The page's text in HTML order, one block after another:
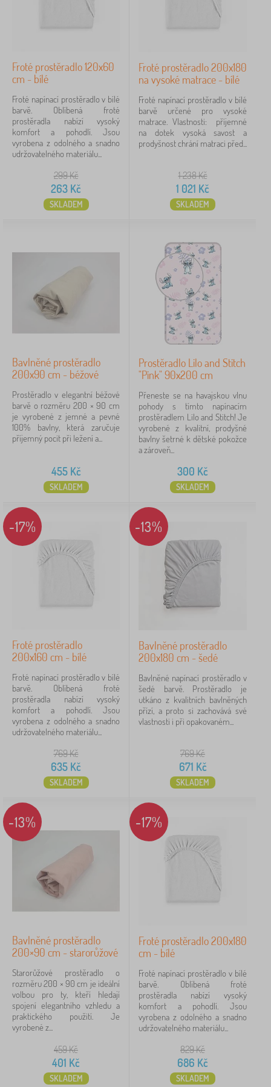
bavlna
100% bavlna
100% cotton
4
vrchní vrstva: 100% bambus - Bambusová viskóza 100%;
růžová
39
bílá
34
modrá
26
zelená
mix barev
6
zobrazit
203 Kč
1 039 Kč
Vyhledat v rámci filtru
Podkategorie
Štítky
Pohádkové postavy
Froté prostěradlo 120x60
cm - bílé
Froté napínací prostěradlo v bílé
barvě. Oblíbená froté
prostěradla nabízí vysoký
komfort a pohodlí. Jsou
vyrobena z odolného a snadno
udržovatelného materiálu...
299Kč
263 Kč
SKLADEM
Froté prostěradlo 200x180
na vysoké matrace - bílé
Froté napínací prostěradlo v bílé
barvě určené pro vysoké
matrace. Vlastnosti: příjemné
na dotek vysoká savost a
prodyšnost chrání matraci před...
1 238Kč
1 021 Kč
SKLADEM
Bavlněné prostěradlo
200x90 cm - béžové
Prostěradlo v elegantní béžové
barvě o rozměru 200 × 90 cm
je vyrobené z jemné a pevné
100% bavlny, která zaručuje
příjemný pocit při ležení a...
455Kč
SKLADEM
Prostěradlo Lilo and Stitch
"Pink" 90x200 cm
Přeneste se na havajskou vlnu
pohody s tímto napínacím
prostěradlem Lilo and Stitch! Je
vyrobené z kvalitní, prodyšné
bavlny šetrné k dětské pokožce
a zároveň...
300 Kč
SKLADEM
-17%
Froté prostěradlo
200x160 cm - bílé
Froté napínací prostěradlo v bílé
barvě. Oblíbená froté
prostěradla nabízí vysoký
komfort a pohodlí. Jsou
vyrobena z odolného a snadno
udržovatelného materiálu...
769Kč
635 Kč
SKLADEM
-13%
Bavlněné prostěradlo
200x180 cm - šedé
Bavlněné napínací prostěradlo v
šedé barvě. Prostěradlo je
utkáno z kvalitních bavlněných
přízí, a proto si zachovává své
vlastnosti i při opakovaném...
769Kč
671 Kč
SKLADEM
-13%
Bavlněné prostěradlo
200×90 cm - starorůžové
Starorůžové prostěradlo o
rozměru 200 × 90 cm je ideální
volbou pro ty, kteří hledají
spojení elegantního vzhledu a
praktického použití. Je
vyrobené z...
459Kč
401 Kč
SKLADEM
-17%
Froté prostěradlo 200x180
cm - bílé
Froté napínací prostěradlo v bílé
barvě. Oblíbená froté
prostěradla nabízí vysoký
komfort a pohodlí. Jsou
vyrobena z odolného a snadno
udržovatelného materiálu...
829Kč
686 Kč
SKLADEM